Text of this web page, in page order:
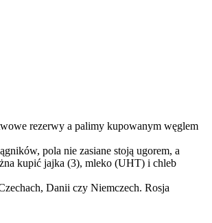
rezerwy a palimy kupowanym węglem
pola nie zasiane stoją ugorem, a
kupić jajka (3), mleko (UHT) i chleb
Danii czy Niemczech. Rosja